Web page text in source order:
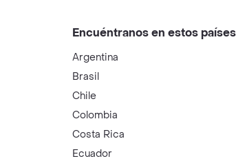
Encuéntranos en estos países
Argentina
Brasil
Chile
Colombia
Costa Rica
Ecuador